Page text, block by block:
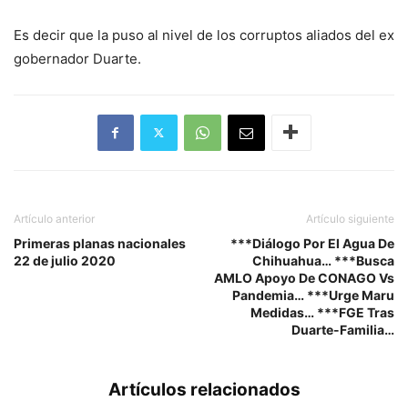
Es decir que la puso al nivel de los corruptos aliados del ex
gobernador Duarte.
Artículo anterior
Primeras planas nacionales
22 de julio 2020
Artículo siguiente
***Diálogo Por El Agua De
Chihuahua… ***Busca
AMLO Apoyo De CONAGO Vs
Pandemia… ***Urge Maru
Medidas… ***FGE Tras
Duarte-Familia…
Artículos relacionados